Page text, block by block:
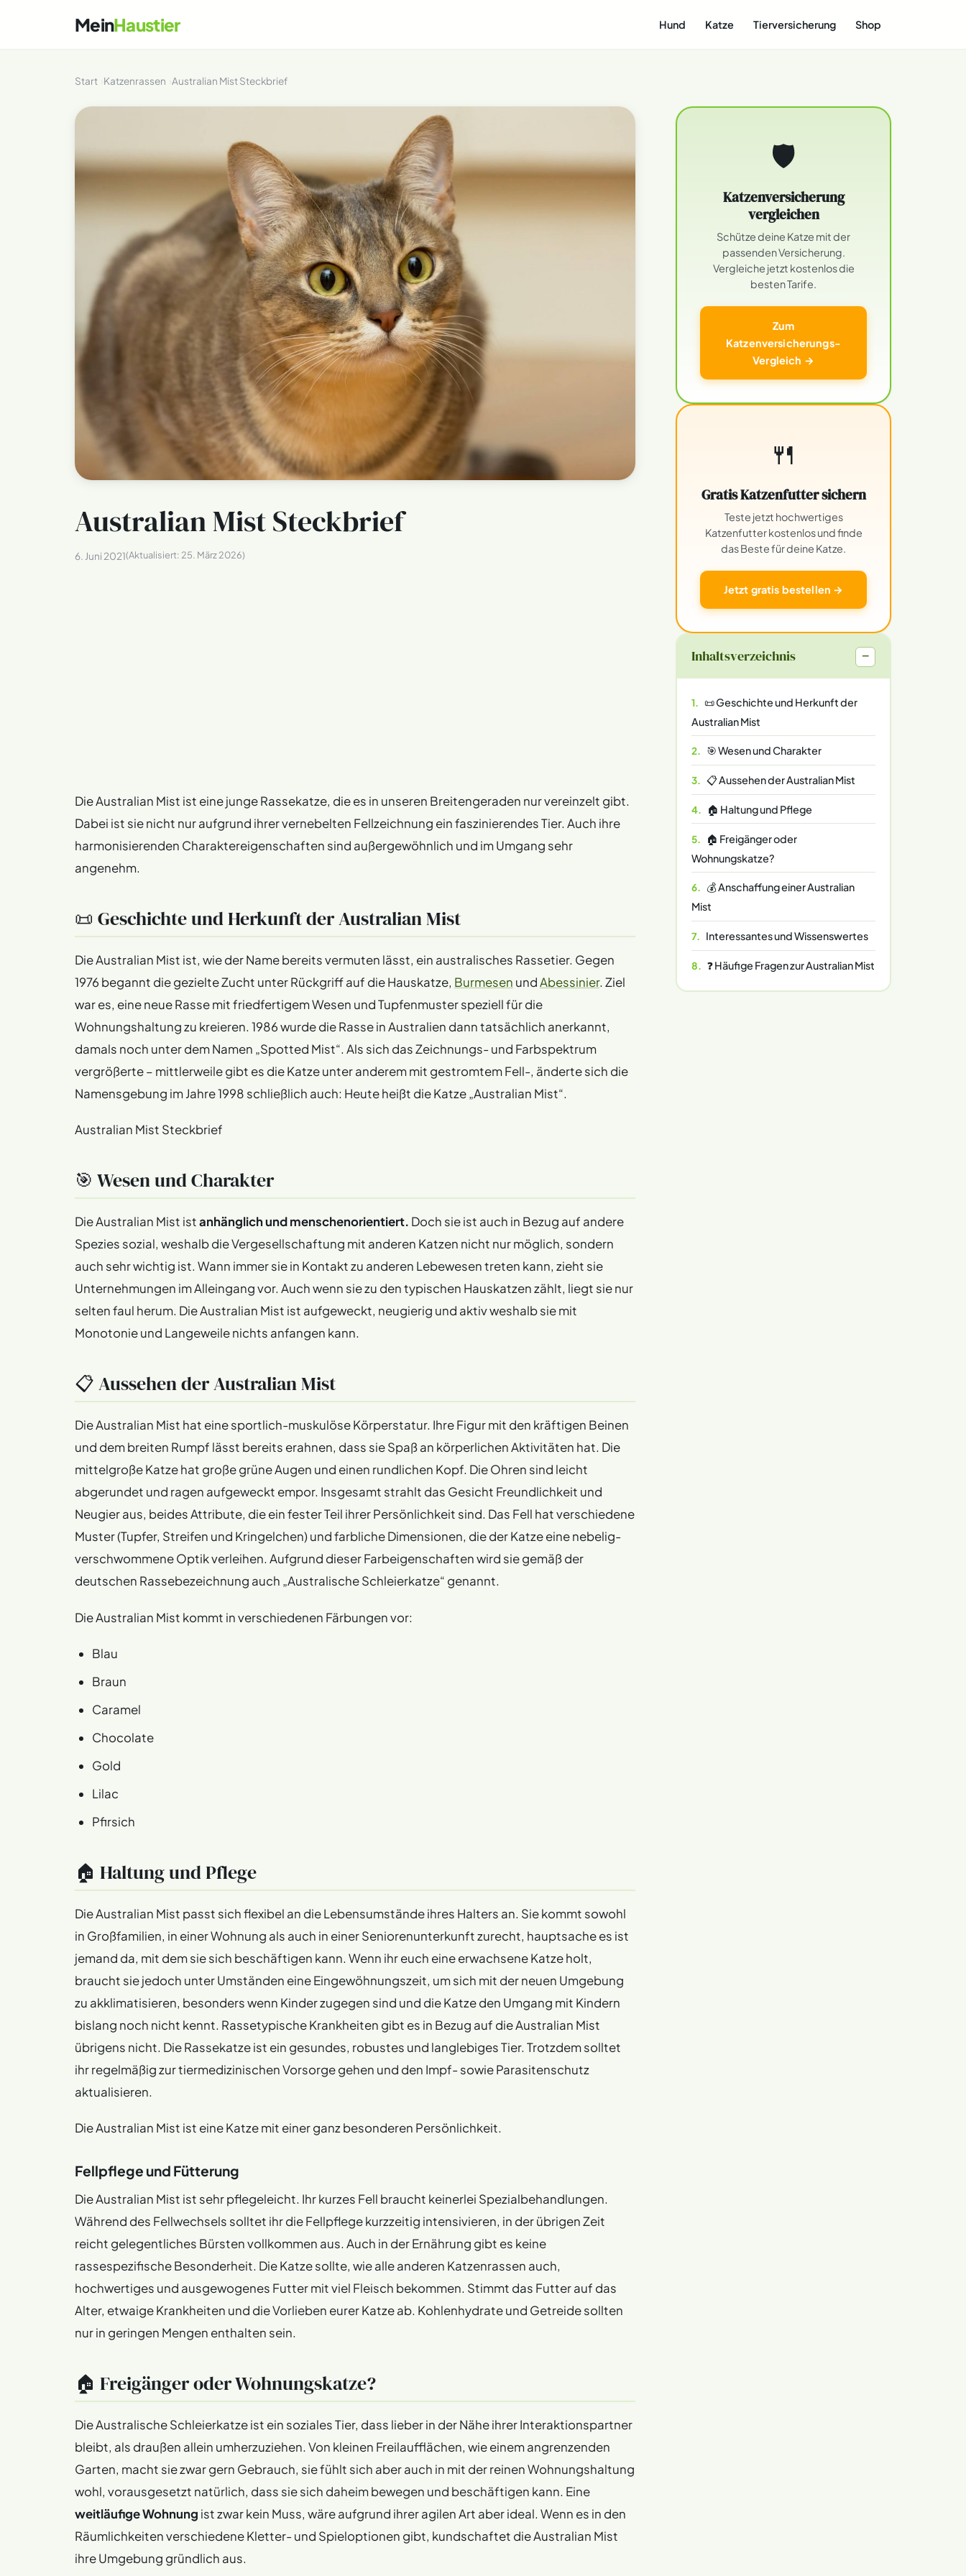
MeinHaustier Hund Katze Tierversicherung Shop
Start Katzenrassen Australian Mist Steckbrief
Australian Mist Steckbrief
6. Juni 2021(Aktualisiert: 25. März 2026)
Die Australian Mist ist eine junge Rassekatze, die es in unseren Breitengeraden nur vereinzelt gibt.
Dabei ist sie nicht nur aufgrund ihrer vernebelten Fellzeichnung ein faszinierendes Tier. Auch ihre
harmonisierenden Charaktereigenschaften sind außergewöhnlich und im Umgang sehr
angenehm.
📜 Geschichte und Herkunft der Australian Mist
Die Australian Mist ist, wie der Name bereits vermuten lässt, ein australisches Rassetier. Gegen
1976 begannt die gezielte Zucht unter Rückgriff auf die Hauskatze, Burmesen undAbessinier. Ziel
war es, eine neue Rasse mit friedfertigem Wesen und Tupfenmuster speziell für die
Wohnungshaltung zu kreieren. 1986 wurde die Rasse in Australien dann tatsächlich anerkannt,
damals noch unter dem Namen „Spotted Mist“. Als sich das Zeichnungs- und Farbspektrum
vergrößerte – mittlerweile gibt es die Katze unter anderem mit gestromtem Fell-, änderte sich die
Namensgebung im Jahre 1998 schließlich auch: Heute heißt die Katze „Australian Mist“.
Australian Mist Steckbrief
🎯 Wesen und Charakter
Die Australian Mist istanhänglich und menschenorientiert. Doch sie ist auch in Bezug auf andere
Spezies sozial, weshalb die Vergesellschaftung mit anderen Katzen nicht nur möglich, sondern
auch sehr wichtig ist. Wann immer sie in Kontakt zu anderen Lebewesen treten kann, zieht sie
Unternehmungen im Alleingang vor. Auch wenn sie zu den typischen Hauskatzen zählt, liegt sie nur
selten faul herum. Die Australian Mist ist aufgeweckt, neugierig und aktiv weshalb sie mit
Monotonie und Langeweile nichts anfangen kann.
📋 Aussehen der Australian Mist
Die Australian Mist hat eine sportlich-muskulöse Körperstatur. Ihre Figur mit den kräftigen Beinen
und dem breiten Rumpf lässt bereits erahnen, dass sie Spaß an körperlichen Aktivitäten hat. Die
mittelgroße Katze hat große grüne Augen und einen rundlichen Kopf. Die Ohren sind leicht
abgerundet und ragen aufgeweckt empor. Insgesamt strahlt das Gesicht Freundlichkeit und
Neugier aus, beides Attribute, die ein fester Teil ihrer Persönlichkeit sind. Das Fell hat verschiedene
Muster (Tupfer, Streifen und Kringelchen) und farbliche Dimensionen, die der Katze eine nebelig-
verschwommene Optik verleihen. Aufgrund dieser Farbeigenschaften wird sie gemäß der
deutschen Rassebezeichnung auch „Australische Schleierkatze“ genannt.
Die Australian Mist kommt in verschiedenen Färbungen vor:
Blau
Braun
Caramel
Chocolate
Gold
Lilac
Pfirsich
🏠 Haltung und Pflege
Die Australian Mist passt sich flexibel an die Lebensumstände ihres Halters an. Sie kommt sowohl
in Großfamilien, in einer Wohnung als auch in einer Seniorenunterkunft zurecht, hauptsache es ist
jemand da, mit dem sie sich beschäftigen kann. Wenn ihr euch eine erwachsene Katze holt,
braucht sie jedoch unter Umständen eine Eingewöhnungszeit, um sich mit der neuen Umgebung
zu akklimatisieren, besonders wenn Kinder zugegen sind und die Katze den Umgang mit Kindern
bislang noch nicht kennt. Rassetypische Krankheiten gibt es in Bezug auf die Australian Mist
übrigens nicht. Die Rassekatze ist ein gesundes, robustes und langlebiges Tier. Trotzdem solltet
ihr regelmäßig zur tiermedizinischen Vorsorge gehen und den Impf- sowie Parasitenschutz
aktualisieren.
Die Australian Mist ist eine Katze mit einer ganz besonderen Persönlichkeit.
Fellpflege und Fütterung
Die Australian Mist ist sehr pflegeleicht. Ihr kurzes Fell braucht keinerlei Spezialbehandlungen.
Während des Fellwechsels solltet ihr die Fellpflege kurzzeitig intensivieren, in der übrigen Zeit
reicht gelegentliches Bürsten vollkommen aus. Auch in der Ernährung gibt es keine
rassespezifische Besonderheit. Die Katze sollte, wie alle anderen Katzenrassen auch,
hochwertiges und ausgewogenes Futter mit viel Fleisch bekommen. Stimmt das Futter auf das
Alter, etwaige Krankheiten und die Vorlieben eurer Katze ab. Kohlenhydrate und Getreide sollten
nur in geringen Mengen enthalten sein.
🏠 Freigänger oder Wohnungskatze?
Die Australische Schleierkatze ist ein soziales Tier, dass lieber in der Nähe ihrer Interaktionspartner
bleibt, als draußen allein umherzuziehen. Von kleinen Freilaufflächen, wie einem angrenzenden
Garten, macht sie zwar gern Gebrauch, sie fühlt sich aber auch in mit der reinen Wohnungshaltung
wohl, vorausgesetzt natürlich, dass sie sich daheim bewegen und beschäftigen kann. Eine
weitläufige Wohnung ist zwar kein Muss, wäre aufgrund ihrer agilen Art aber ideal. Wenn es in den
Räumlichkeiten verschiedene Kletter- und Spieloptionen gibt, kundschaftet die Australian Mist
ihre Umgebung gründlich aus.
🛡
Katzenversicherung
vergleichen
Schütze deine Katze mit der
passenden Versicherung.
Vergleiche jetzt kostenlos die
besten Tarife.
Zum
Katzenversicherungs-
Vergleich →
🍴
Gratis Katzenfutter sichern
Teste jetzt hochwertiges
Katzenfutter kostenlos und finde
das Beste für deine Katze.
Jetzt gratis bestellen →
Inhaltsverzeichnis −
📜 Geschichte und Herkunft der
Australian Mist
🎯 Wesen und Charakter
📋 Aussehen der Australian Mist
🏠 Haltung und Pflege
🏠 Freigänger oder
Wohnungskatze?
💰 Anschaffung einer Australian
Mist
Interessantes und Wissenswertes
❓ Häufige Fragen zur Australian Mist